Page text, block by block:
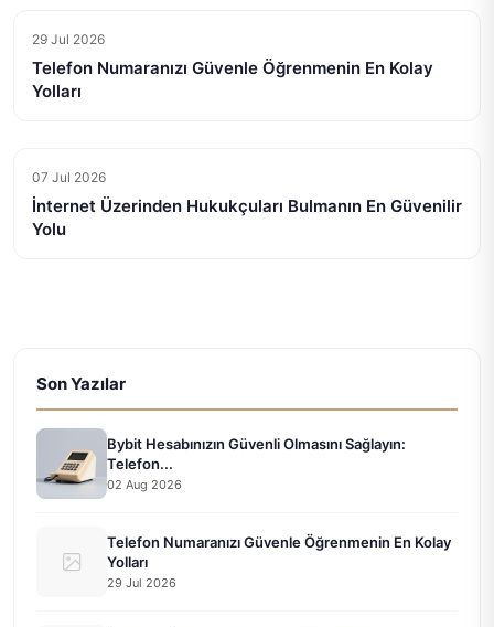
29 Jul 2026
Telefon Numaranızı Güvenle Öğrenmenin En Kolay
Yolları
07 Jul 2026
İnternet Üzerinden Hukukçuları Bulmanın En Güvenilir
Yolu
Son Yazılar
Bybit Hesabınızın Güvenli Olmasını Sağlayın:
Telefon...
02 Aug 2026
Telefon Numaranızı Güvenle Öğrenmenin En Kolay
Yolları
29 Jul 2026